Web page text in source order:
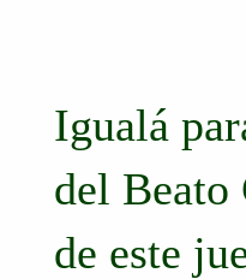
Igualá
del Beato
de este